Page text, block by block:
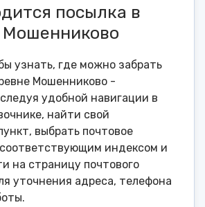
посылка в
Мошенниково
узнать, где можно забрать
Мошенниково -
удобной навигации в
найти свой
выбрать почтовое
индексом и
на страницу почтового
уточнения адреса, телефона